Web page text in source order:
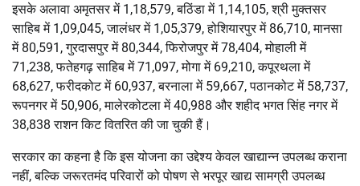
इसके अलावा अमृतसर में 1,18,579, बठिंडा में 1,14,105, श्री मुक्तसर
साहिब में 1,09,045, जालंधर में 1,05,379, होशियारपुर में 86,710, मानसा
में 80,591, गुरदासपुर में 80,344, फिरोजपुर में 78,404, मोहाली में
71,238, फतेहगढ़ साहिब में 71,097, मोगा में 69,210, कपूरथला में
68,627, फरीदकोट में 60,937, बरनाला में 59,667, पठानकोट में 58,737,
रूपनगर में 50,906, मालेरकोटला में 40,988 और शहीद भगत सिंह नगर में
38,838 राशन किट वितरित की जा चुकी हैं।
सरकार का कहना है कि इस योजना का उद्देश्य केवल खाद्यान्न उपलब्ध कराना
नहीं, बल्कि जरूरतमंद परिवारों को पोषण से भरपूर खाद्य सामग्री उपलब्ध